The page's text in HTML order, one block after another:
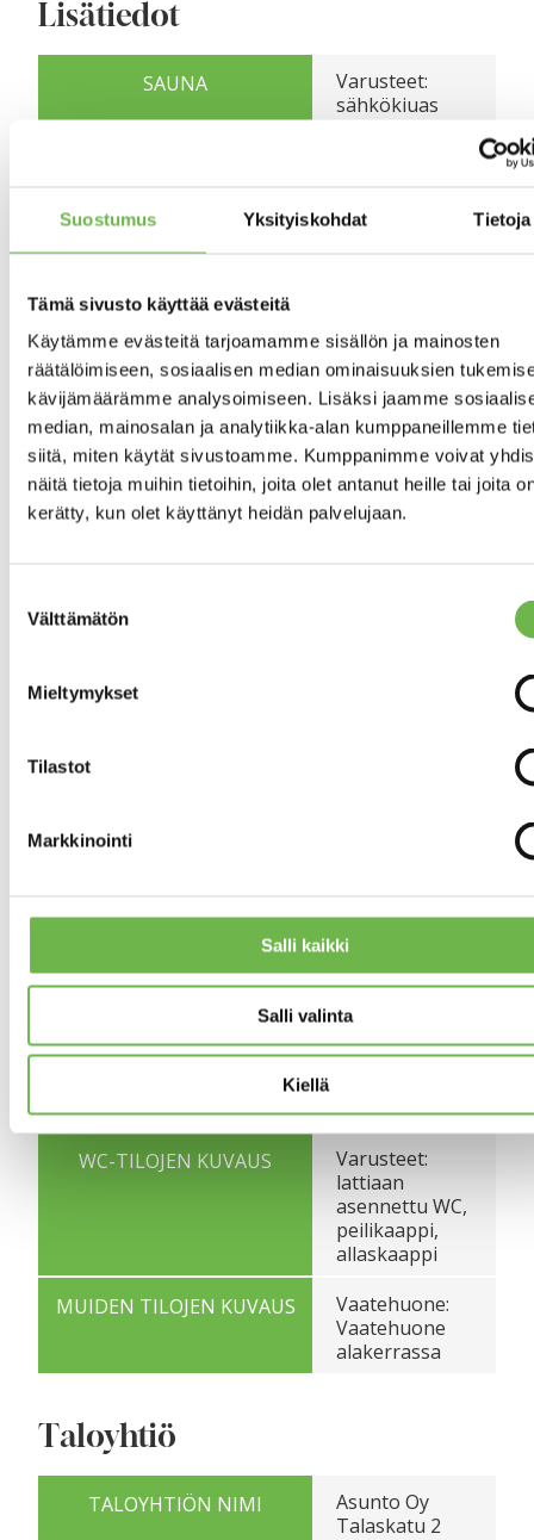
Suostumus Yksityiskohdat Tietoja
Tämä sivusto käyttää evästeitä
Käytämme evästeitä tarjoamamme sisällön ja mainosten
räätälöimiseen, sosiaalisen median ominaisuuksien
kävijämäärämme analysoimiseen. Lisäksi jaamme
median, mainosalan ja analytiikka-alan kumppaneillemme
siitä, miten käytät sivustoamme. Kumppanimme voivat
näitä tietoja muihin tietoihin, joita olet antanut heille tai joita
kerätty, kun olet käyttänyt heidän palvelujaan.
valinta
Välttämätön
Mieltymykset
Tilastot
Markkinointi
Salli kaikki
Salli valinta
Kiellä
Lisätiedot
SAUNA
Varusteet:
sähkökiuas
pintamateriaali:
TERASSI
Asunnon tilat ja materiaalit
KEITTIÖN KUVAUS
Varusteet:
jääkaappi,
sähköliesi,
astianpesukone
KYLPYHUONEEN KUVAUS
Varusteet: suihku,
kylpyhuonekaapistot,
Seinien
pintamateriaali:
kaakeli
Lattian
laatta
WC-TILOJEN KUVAUS
Varusteet:
lattiaan
asennettu WC,
peilikaappi,
allaskaappi
MUIDEN TILOJEN KUVAUS
Vaatehuone:
Vaatehuone
alakerrassa
Taloyhtiö
TALOYHTIÖN NIMI
Asunto Oy
Talaskatu 2